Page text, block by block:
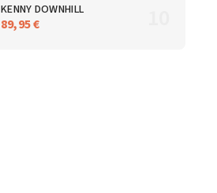
KENNY DOWNHILL
89,95 €